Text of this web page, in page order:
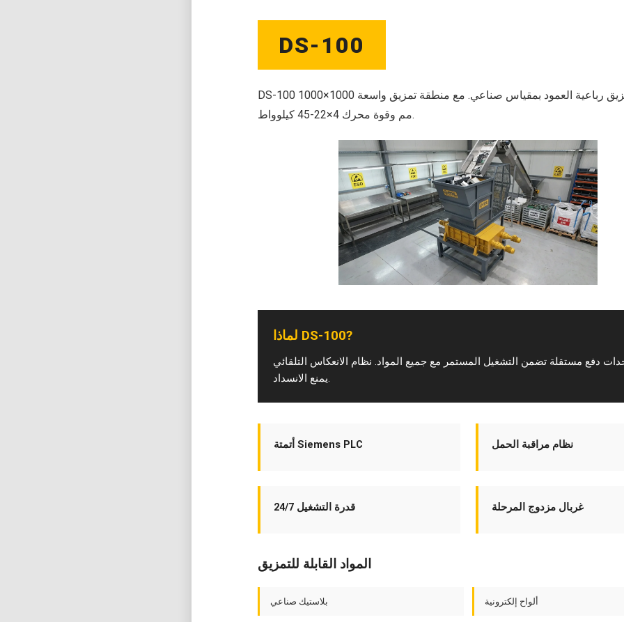
DS-100
DS-100 هي آلة تمزيق رباعية العمود بمقياس صناعي. مع منطقة تمزيق واسعة 1000×1000
مم وقوة محرك 4×22-45 كيلوواط.
لماذا DS-100?
دفع مستقلة تضمن التشغيل المستمر مع جميع المواد. نظام الانعكاس التلقائي
يمنع الانسداد.
أتمتة Siemens PLC نظام مراقبة الحمل
قدرة التشغيل 24/7 غربال مزدوج المرحلة
المواد القابلة للتمزيق
بلاستيك صناعي ألواح إلكترونية